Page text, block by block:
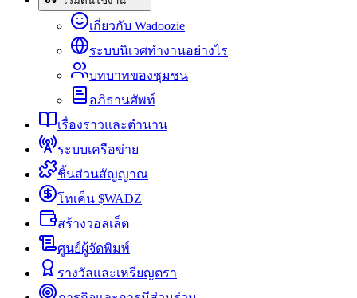
เกี่ยวกับ Wadoozie
ระบบนิเวศทำงานอย่างไร
บทบาทของชุมชน
อภิธานศัพท์
เรื่องราวและตำนาน
ระบบเครือข่าย
ชิ้นส่วนสัญญาณ
โทเค็น $WADZ
สร้างวอลเล็ต
ศูนย์ผู้จัดพิมพ์
รางวัลและเหรียญตรา